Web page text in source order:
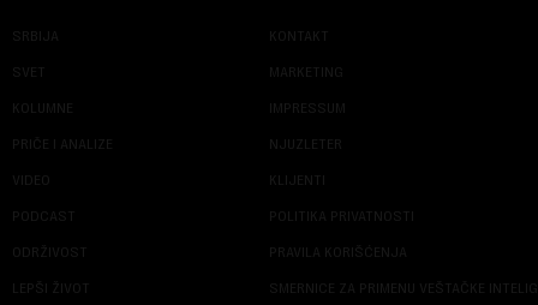
SRBIJA
SVET
KOLUMNE
PRIČE I ANALIZE
VIDEO
PODCAST
ODRŽIVOST
LEPŠI ŽIVOT
KONTAKT
MARKETING
IMPRESSUM
NJUZLETER
KLIJENTI
POLITIKA PRIVATNOSTI
PRAVILA KORIŠĆENJA
SMERNICE ZA PRIMENU VEŠTAČKE